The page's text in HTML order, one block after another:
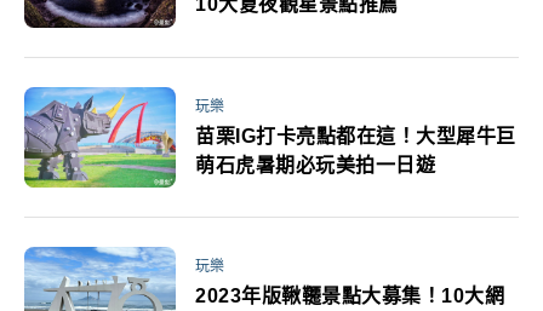
玩樂
苗栗IG打卡亮點都在這！大型犀牛巨
萌石虎暑期必玩美拍一日遊
玩樂
2023年版鞦韆景點大募集！10大網